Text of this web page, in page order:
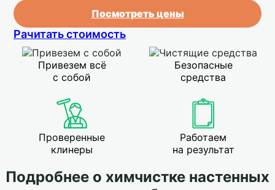
Посмотреть цены
Рачитать стоимость
Привезем всё
с собой
Безопасные
средства
Проверенные
клинеры
Работаем
на результат
Подробнее о химчистке настенных